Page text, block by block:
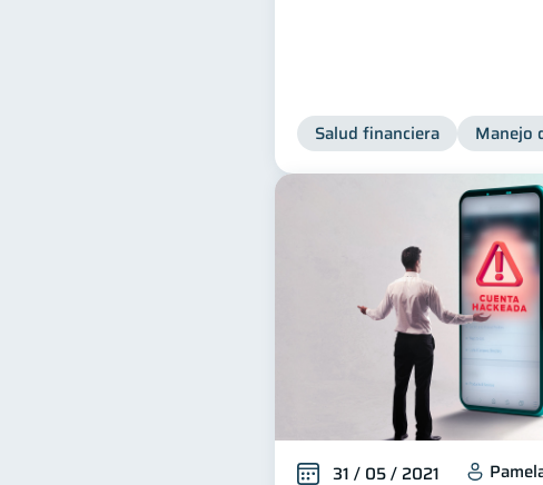
Salud financiera Manejo
31 / 05 / 2021